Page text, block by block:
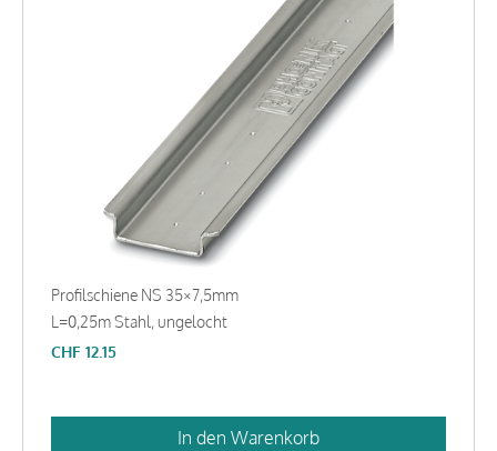
Profilschiene NS 35×7,5mm
L=0,25m Stahl, ungelocht
CHF 12.15
In den Warenkorb